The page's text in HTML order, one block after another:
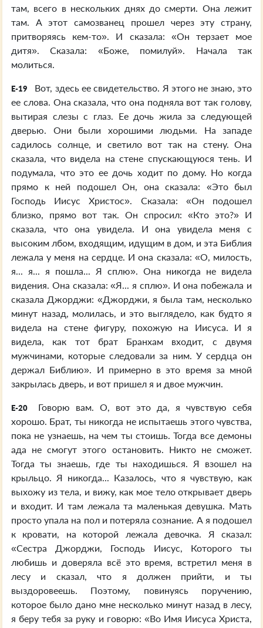
там, всего в нескольких днях до смерти. Она лежит
там. А этот самозванец прошел через эту страну,
притворяясь кем-то». И сказала: «Он терзает мое
дитя». Сказала: «Боже, помилуй». Начала так
молиться.
E-19
Вот, здесь ее свидетельство. Я этого не знаю, это
ее слова. Она сказала, что она подняла вот так голову,
вытирая слезы с глаз. Ее дочь жила за следующей
дверью. Они были хорошими людьми. На западе
садилось солнце, и светило вот так на стену. Она
сказала, что видела на стене спускающуюся тень. И
подумала, что это ее дочь ходит по дому. Но когда
прямо к ней подошел Он, она сказала: «Это был
Господь Иисус Христос». Сказала: «Он подошел
близко, прямо вот так. Он спросил: «Кто это?» И
сказала, что она увидела. И она увидела меня с
высоким лбом, входящим, идущим в дом, и эта Библия
лежала у меня на сердце. И она сказала: «О, милость,
я... я... я пошла... Я сплю». Она никогда не видела
видения. Она сказала: «Я... я сплю». И она побежала и
сказала Джорджи: «Джорджи, я была там, несколько
минут назад, молилась, и это выглядело, как будто я
видела на стене фигуру, похожую на Иисуса. И я
видела, как тот брат Бранхам входит, с двумя
мужчинами, которые следовали за ним. У сердца он
держал Библию». И примерно в это время за мной
закрылась дверь, и вот пришел я и двое мужчин.
E-20
Говорю вам. О, вот это да, я чувствую себя
хорошо. Брат, ты никогда не испытаешь этого чувства,
пока не узнаешь, на чем ты стоишь. Тогда все демоны
ада не смогут этого остановить. Никто не сможет.
Тогда ты знаешь, где ты находишься. Я взошел на
крыльцо. Я никогда... Казалось, что я чувствую, как
выхожу из тела, и вижу, как мое тело открывает дверь
и входит. И там лежала та маленькая девушка. Мать
просто упала на пол и потеряла сознание. А я подошел
к кровати, на которой лежала девочка. Я сказал:
«Сестра Джорджи, Господь Иисус, Которого ты
любишь и доверяла всё это время, встретил меня в
лесу и сказал, что я должен прийти, и ты
выздоровеешь. Поэтому, повинуясь поручению,
которое было дано мне несколько минут назад в лесу,
я беру тебя за руку и говорю: «Во Имя Иисуса Христа,